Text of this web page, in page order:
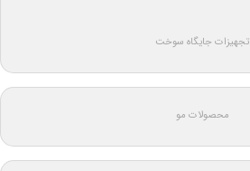
تجهیزات جایگاه سوخت
محصولات مو